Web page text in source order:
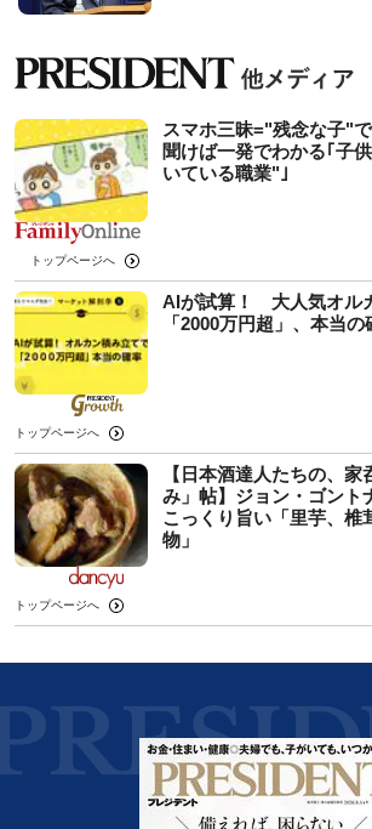
スマホ三昧="残念な子"
聞けば一発でわかる｢子
いている職業"｣
トップページへ
AIが試算！ 大人気オル
「2000万円超」、本当の
トップページへ
【日本酒達人たちの、家
み」帖】ジョン・ゴン
こっくり旨い「里芋、椎
物」
トップページへ